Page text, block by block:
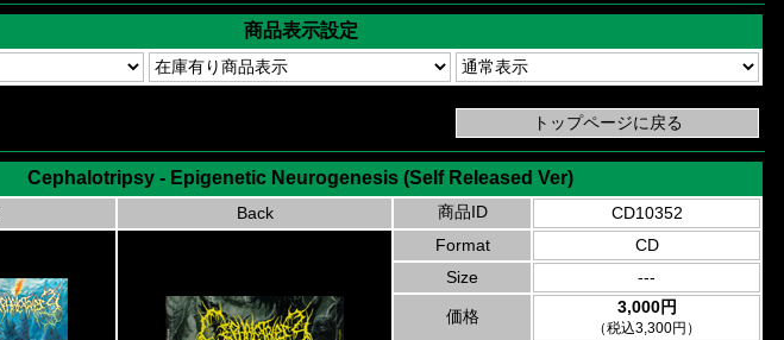
商品表示設定
Cephalotripsy - Epigenetic Neurogenesis (Self Released Ver)
Back 商品ID
CD10352
Format
CD
Size
---
価格 3,000円
（税込3,300円）